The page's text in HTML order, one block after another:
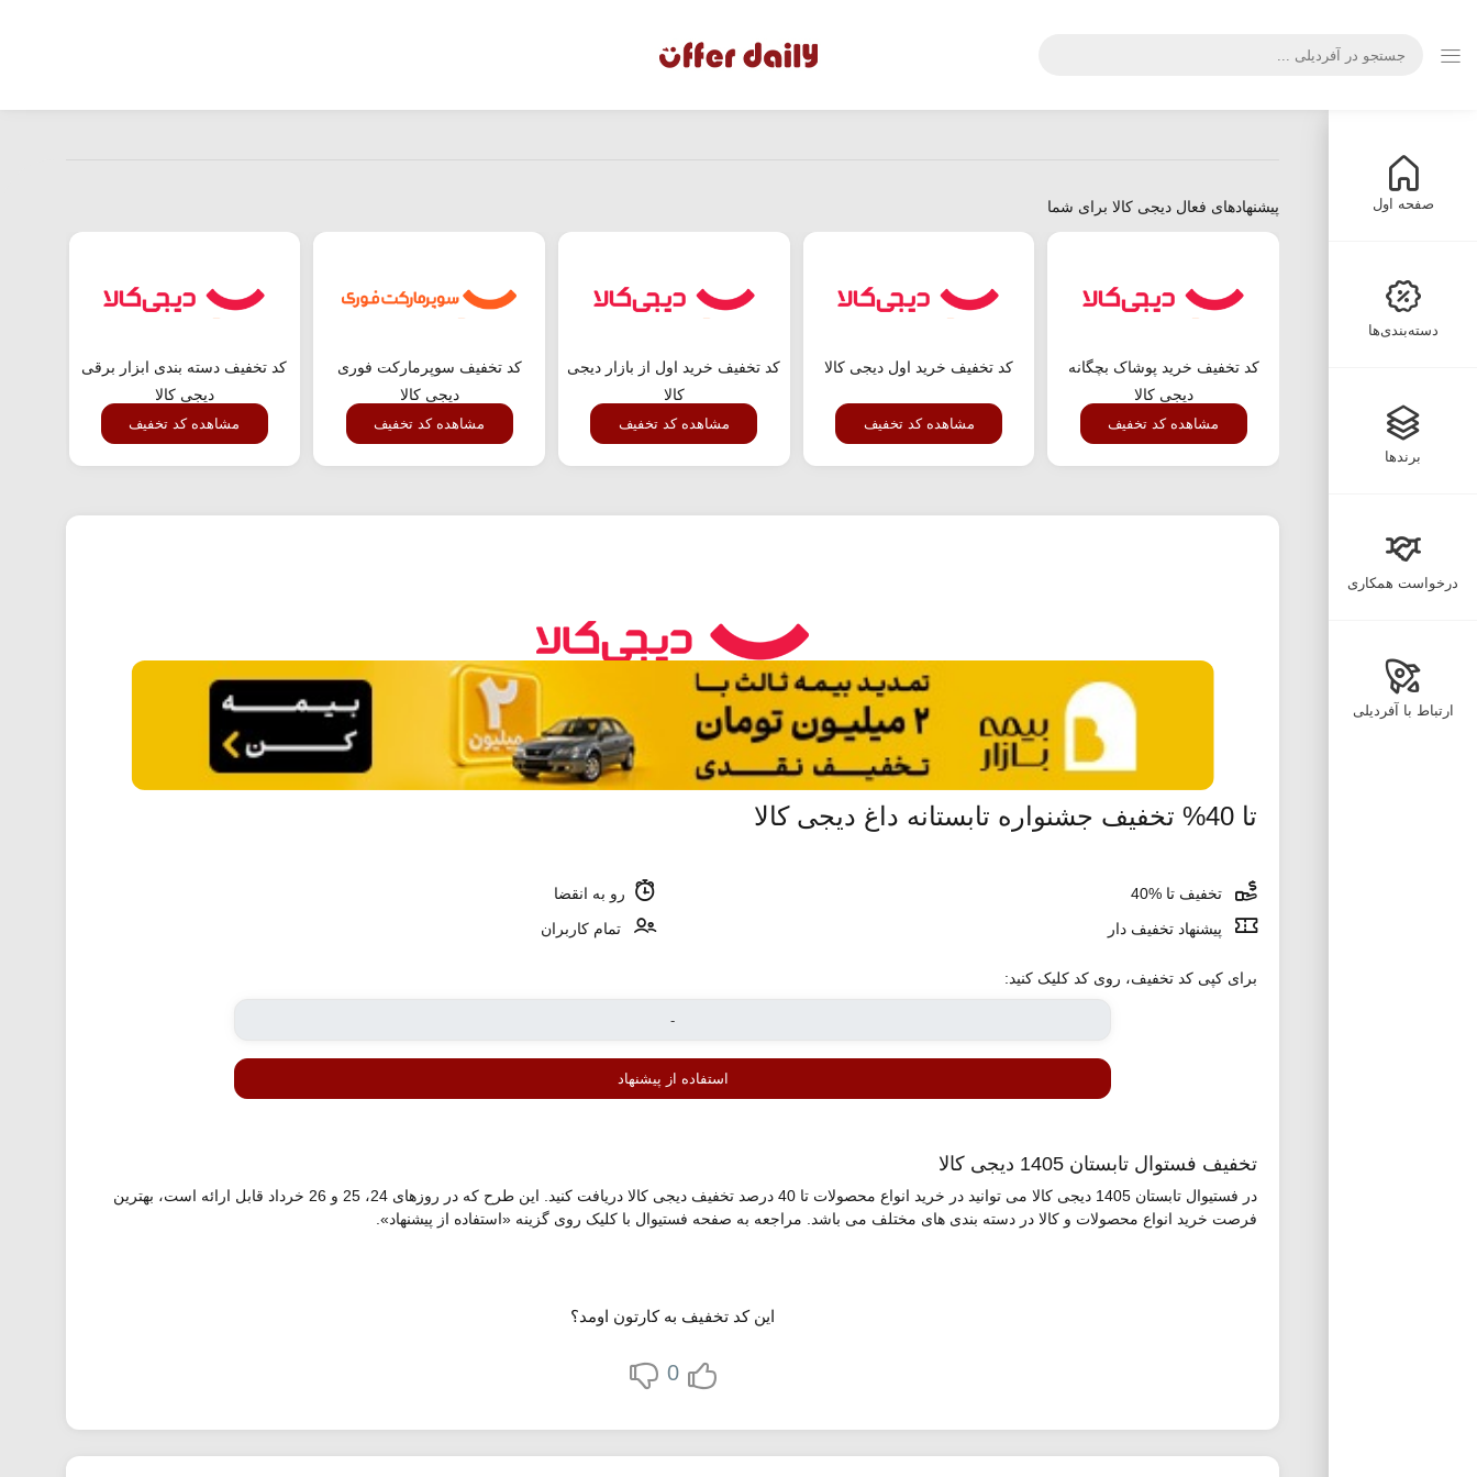
صفحه اول
دسته‌بندی‌ها
برندها
درخواست همکاری
ارتباط با آفردیلی
پیشنهادهای فعال دیجی کالا برای شما
کد تخفیف خرید پوشاک بچگانه
دیجی کالا
مشاهده کد تخفیف
کد تخفیف خرید اول دیجی کالا
مشاهده کد تخفیف
کد تخفیف خرید اول از بازار دیجی
کالا
مشاهده کد تخفیف
کد تخفیف سوپرمارکت فوری
دیجی کالا
مشاهده کد تخفیف
کد تخفیف دسته بندی ابزار برقی
دیجی کالا
مشاهده کد تخفیف
تا 40% تخفیف جشنواره تابستانه داغ دیجی کالا
تخفیف تا %40
رو به انقضا
پیشنهاد تخفیف دار
تمام کاربران
برای کپی کد تخفیف، روی کد کلیک کنید:
استفاده از پیشنهاد
تخفیف فستوال تابستان 1405 دیجی کالا
در فستیوال تابستان 1405 دیجی کالا می توانید در خرید انواع محصولات تا 40 درصد تخفیف دیجی کالا دریافت کنید. این طرح که در روزهای 24، 25 و 26 خرداد قابل ارائه است، بهترین
فرصت خرید انواع محصولات و کالا در دسته بندی های مختلف می باشد. مراجعه به صفحه فستیوال با کلیک روی گزینه «استفاده از پیشنهاد».
این کد تخفیف به کارتون اومد؟
0